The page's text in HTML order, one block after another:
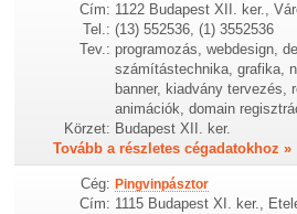
Cím: 1122 Budapest XII. ker.,
Tel.: (13) 552536, (1) 3552536
Tev.: programozás, webdesign,
számítástechnika, grafika,
banner, kiadvány tervezés,
animációk, domain
Körzet: Budapest XII. ker.
Tovább a részletes cégadatokhoz »
Cég: Pingvinpásztor
Cím: 1115 Budapest XI. ker.,